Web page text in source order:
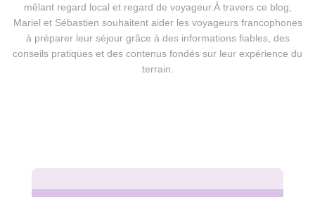
mêlant regard local et regard de voyageur.À travers ce blog,
Mariel et Sébastien souhaitent aider les voyageurs francophones
à préparer leur séjour grâce à des informations fiables, des
conseils pratiques et des contenus fondés sur leur expérience du
terrain.